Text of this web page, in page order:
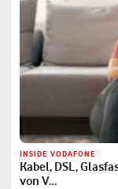
INSIDE VODAFONE
Kabel, DSL,
von V…